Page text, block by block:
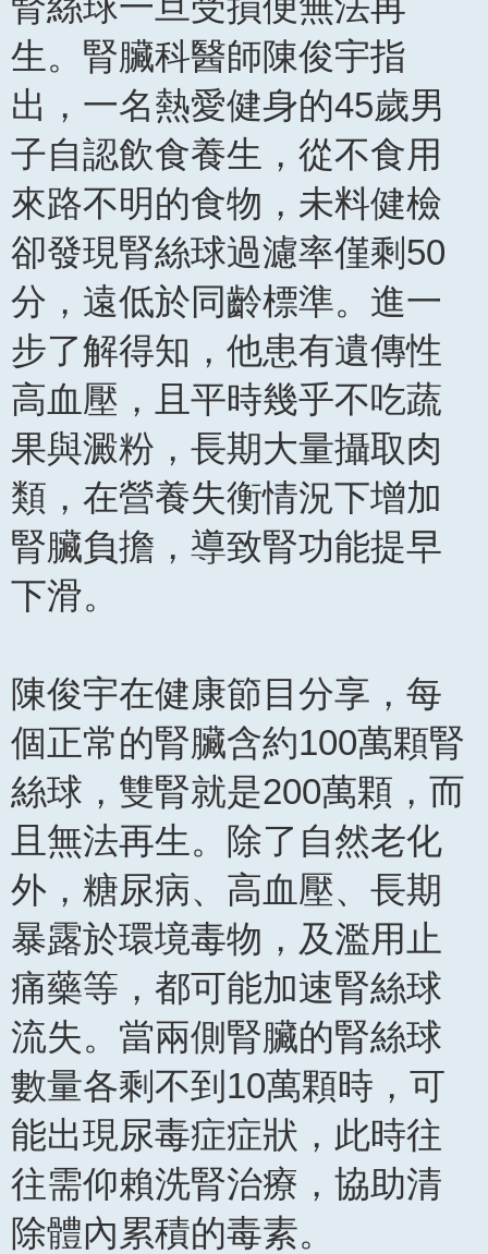
生。腎臟科醫師陳俊宇指
出，一名熱愛健身的45歲男
子自認飲食養生，從不食用
來路不明的食物，未料健檢
卻發現腎絲球過濾率僅剩50
分，遠低於同齡標準。進一
步了解得知，他患有遺傳性
高血壓，且平時幾乎不吃蔬
果與澱粉，長期大量攝取肉
類，在營養失衡情況下增加
腎臟負擔，導致腎功能提早
下滑。
陳俊宇在健康節目分享，每
個正常的腎臟含約100萬顆腎
絲球，雙腎就是200萬顆，而
且無法再生。除了自然老化
外，糖尿病、高血壓、長期
暴露於環境毒物，及濫用止
痛藥等，都可能加速腎絲球
流失。當兩側腎臟的腎絲球
數量各剩不到10萬顆時，可
能出現尿毒症症狀，此時往
往需仰賴洗腎治療，協助清
除體內累積的毒素。